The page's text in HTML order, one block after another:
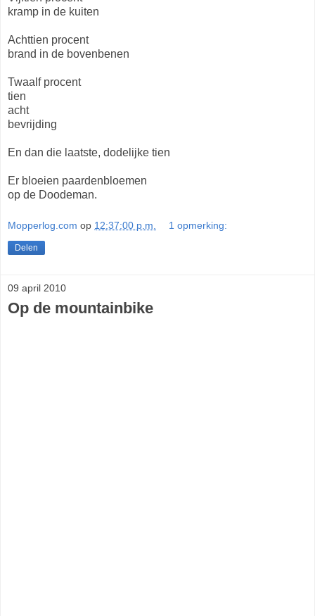
kramp in de kuiten
Achttien procent
brand in de bovenbenen
Twaalf procent
tien
acht
bevrijding
En dan die laatste, dodelijke tien
Er bloeien paardenbloemen
op de Doodeman.
Mopperlog.com op 12:37:00 p.m. 1 opmerking:
Delen
09 april 2010
Op de mountainbike